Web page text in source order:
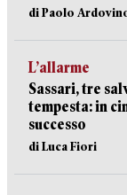
di Paolo
L’allarme
Sassari, tre
tempesta: in
successo
di Luca Fiori